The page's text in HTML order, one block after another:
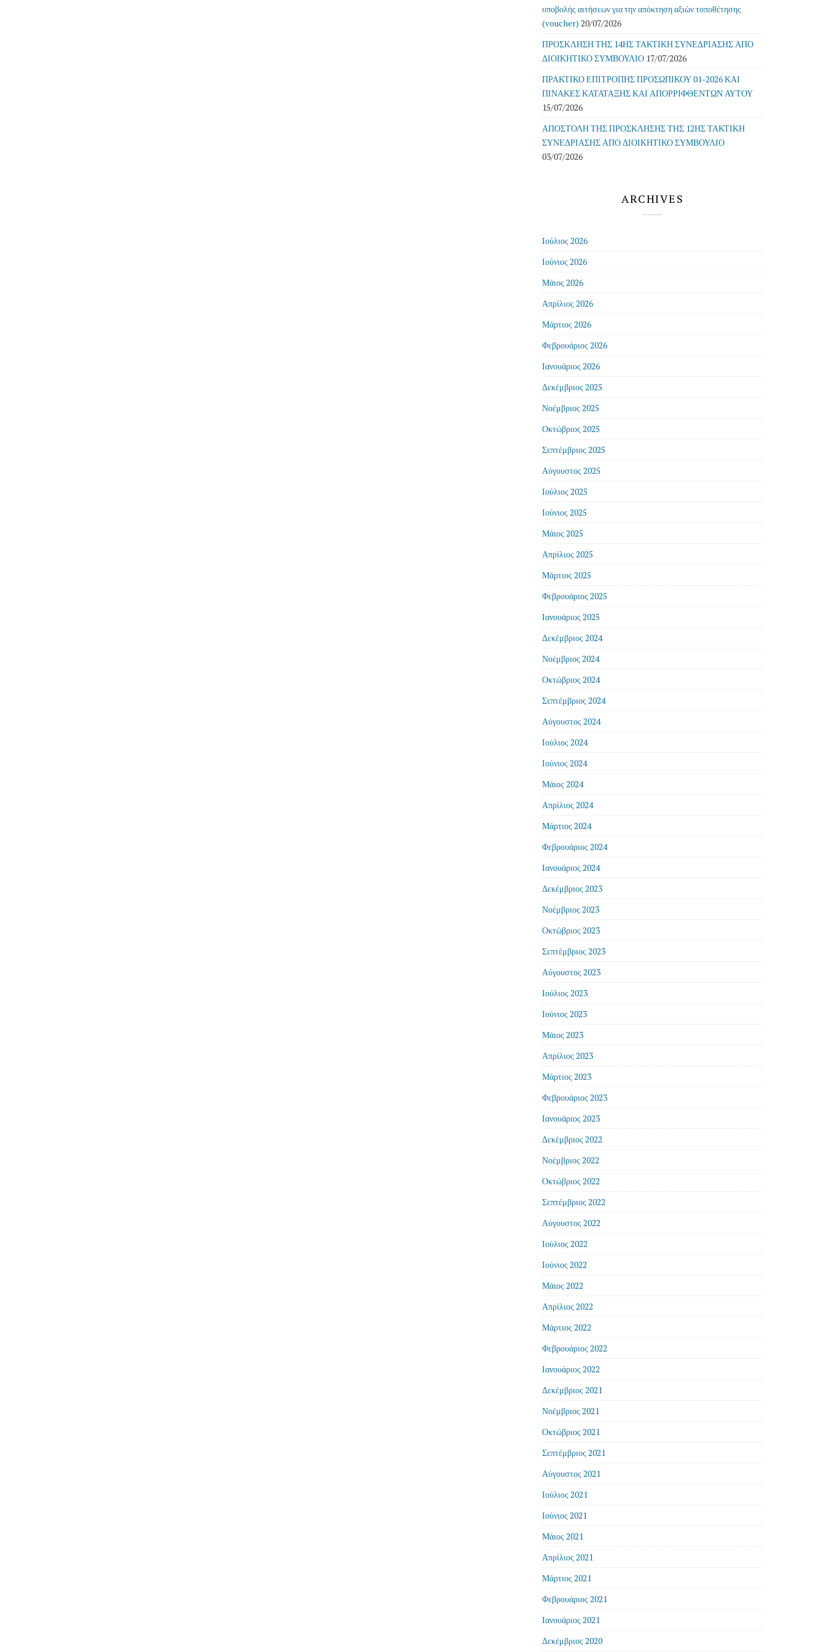
υποβολής αιτήσεων για την απόκτηση αξιών τοποθέτησης
(voucher) 20/07/2026
ΠΡΟΣΚΛΗΣΗ ΤΗΣ 14ΗΣ ΤΑΚΤΙΚΗ ΣΥΝΕΔΡΙΑΣΗΣ ΑΠΟ
ΔΙΟΙΚΗΤΙΚΟ ΣΥΜΒΟΥΛΙΟ 17/07/2026
ΠΡΑΚΤΙΚΟ ΕΠΙΤΡΟΠΗΣ ΠΡΟΣΩΠΙΚΟΥ 01-2026 ΚΑΙ
ΠΙΝΑΚΕΣ ΚΑΤΑΤΑΞΗΣ ΚΑΙ ΑΠΟΡΡΙΦΘΕΝΤΩΝ ΑΥΤΟΥ
15/07/2026
ΑΠΟΣΤΟΛΗ ΤΗΣ ΠΡΟΣΚΛΗΣΗΣ ΤΗΣ 12ΗΣ ΤΑΚΤΙΚΗ
ΣΥΝΕΔΡΙΑΣΗΣ ΑΠΟ ΔΙΟΙΚΗΤΙΚΟ ΣΥΜΒΟΥΛΙΟ
03/07/2026
ARCHIVES
Ιούλιος 2026
Ιούνιος 2026
Μάιος 2026
Απρίλιος 2026
Μάρτιος 2026
Φεβρουάριος 2026
Ιανουάριος 2026
Δεκέμβριος 2025
Νοέμβριος 2025
Οκτώβριος 2025
Σεπτέμβριος 2025
Αύγουστος 2025
Ιούλιος 2025
Ιούνιος 2025
Μάιος 2025
Απρίλιος 2025
Μάρτιος 2025
Φεβρουάριος 2025
Ιανουάριος 2025
Δεκέμβριος 2024
Νοέμβριος 2024
Οκτώβριος 2024
Σεπτέμβριος 2024
Αύγουστος 2024
Ιούλιος 2024
Ιούνιος 2024
Μάιος 2024
Απρίλιος 2024
Μάρτιος 2024
Φεβρουάριος 2024
Ιανουάριος 2024
Δεκέμβριος 2023
Νοέμβριος 2023
Οκτώβριος 2023
Σεπτέμβριος 2023
Αύγουστος 2023
Ιούλιος 2023
Ιούνιος 2023
Μάιος 2023
Απρίλιος 2023
Μάρτιος 2023
Φεβρουάριος 2023
Ιανουάριος 2023
Δεκέμβριος 2022
Νοέμβριος 2022
Οκτώβριος 2022
Σεπτέμβριος 2022
Αύγουστος 2022
Ιούλιος 2022
Ιούνιος 2022
Μάιος 2022
Απρίλιος 2022
Μάρτιος 2022
Φεβρουάριος 2022
Ιανουάριος 2022
Δεκέμβριος 2021
Νοέμβριος 2021
Οκτώβριος 2021
Σεπτέμβριος 2021
Αύγουστος 2021
Ιούλιος 2021
Ιούνιος 2021
Μάιος 2021
Απρίλιος 2021
Μάρτιος 2021
Φεβρουάριος 2021
Ιανουάριος 2021
Δεκέμβριος 2020